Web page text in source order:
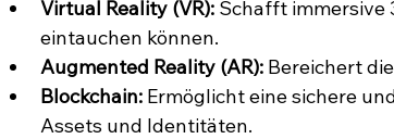
Virtual Reality (VR): Schafft immersive
eintauchen können.
Augmented Reality (AR): Bereichert
Blockchain: Ermöglicht eine sichere
Assets und Identitäten.